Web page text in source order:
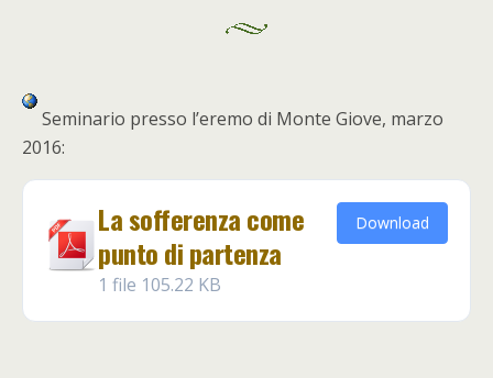
Seminario presso l’eremo di Monte Giove, marzo
2016:
La sofferenza come
punto di partenza
1 file 105.22 KB
Download